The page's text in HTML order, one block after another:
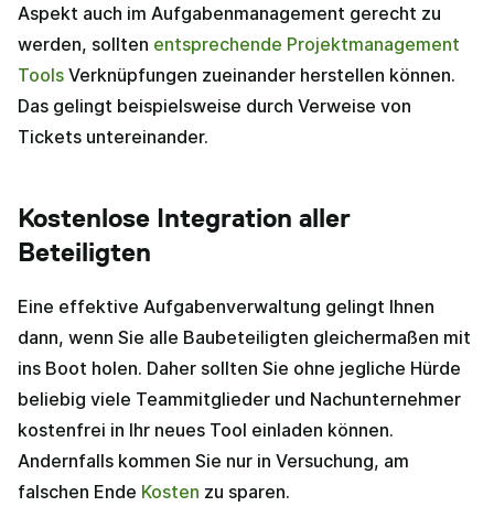
Aspekt auch im Aufgabenmanagement gerecht zu
werden, sollten entsprechende Projektmanagement
Tools Verknüpfungen zueinander herstellen können.
Das gelingt beispielsweise durch Verweise von
Tickets untereinander.
Kostenlose Integration aller
Beteiligten
Eine effektive Aufgabenverwaltung gelingt Ihnen
dann, wenn Sie alle Baubeteiligten gleichermaßen mit
ins Boot holen. Daher sollten Sie ohne jegliche Hürde
beliebig viele Teammitglieder und Nachunternehmer
kostenfrei in Ihr neues Tool einladen können.
Andernfalls kommen Sie nur in Versuchung, am
falschen Ende Kosten zu sparen.